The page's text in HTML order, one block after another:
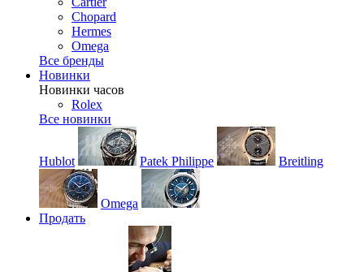
Chopard
Hermes
Omega
Все бренды
Новинки
Новинки часов
Rolex
Все новинки
Hublot Patek Philippe Breitling
Omega
Продать